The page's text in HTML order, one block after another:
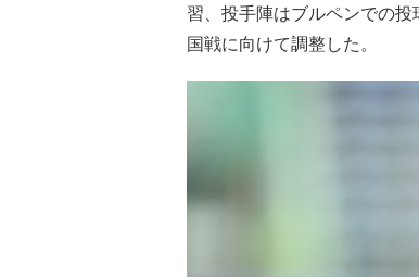
習、投手陣はブルペンでの
国戦に向けて調整した。